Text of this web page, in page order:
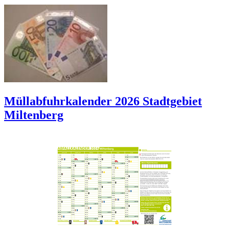
Müllabfuhrkalender 2026 Stadtgebiet
Miltenberg